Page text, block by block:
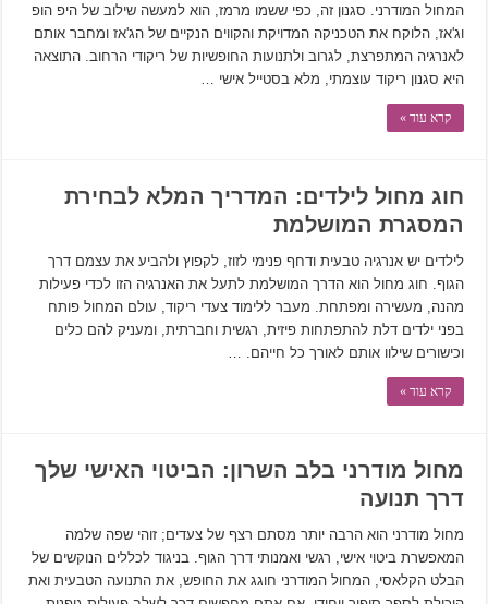
המחול המודרני. סגנון זה, כפי ששמו מרמז, הוא למעשה שילוב של היפ הופ
וג'אז, הלוקח את הטכניקה המדויקת והקווים הנקיים של הג'אז ומחבר אותם
לאנרגיה המתפרצת, לגרוב ולתנועות החופשיות של ריקודי הרחוב. התוצאה
היא סגנון ריקוד עוצמתי, מלא בסטייל אישי …
קרא עוד »
חוג מחול לילדים: המדריך המלא לבחירת
המסגרת המושלמת
לילדים יש אנרגיה טבעית ודחף פנימי לזוז, לקפוץ ולהביע את עצמם דרך
הגוף. חוג מחול הוא הדרך המושלמת לתעל את האנרגיה הזו לכדי פעילות
מהנה, מעשירה ומפתחת. מעבר ללימוד צעדי ריקוד, עולם המחול פותח
בפני ילדים דלת להתפתחות פיזית, רגשית וחברתית, ומעניק להם כלים
וכישורים שילוו אותם לאורך כל חייהם. …
קרא עוד »
מחול מודרני בלב השרון: הביטוי האישי שלך
דרך תנועה
מחול מודרני הוא הרבה יותר מסתם רצף של צעדים; זוהי שפה שלמה
המאפשרת ביטוי אישי, רגשי ואמנותי דרך הגוף. בניגוד לכללים הנוקשים של
הבלט הקלאסי, המחול המודרני חוגג את החופש, את התנועה הטבעית ואת